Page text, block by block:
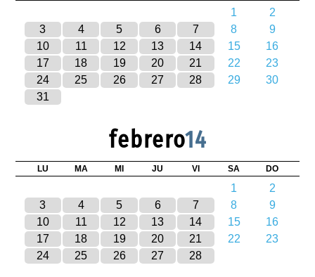
1
2
3
4 5 6 7 8
9
10
11 12 13 14 15
16
17
18 19 20 21 22
23
24
25 26 27 28 29
30
31
febrero14
LU MA MI JU VI SA DO
1
2
3
4 5 6 7 8
9
10
11 12 13 14 15
16
17
18 19 20 21 22
23
24
25 26 27 28